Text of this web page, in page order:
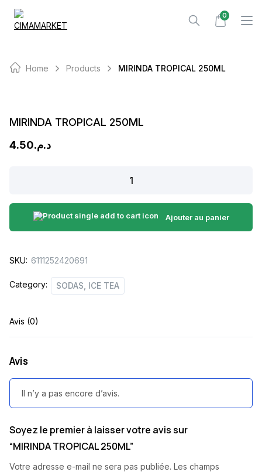
Skip
0
Home Products MIRINDA TROPICAL 250ML
MIRINDA TROPICAL 250ML
د.م.4.50
250ML
quantity
Ajouter au panier
SKU: 6111252420691
Category: SODAS, ICE TEA
Avis (0)
Avis
Il n’y a pas encore d’avis.
Soyez le premier à laisser votre avis sur
“MIRINDA TROPICAL 250ML”
Votre adresse e-mail ne sera pas publiée. Les champs